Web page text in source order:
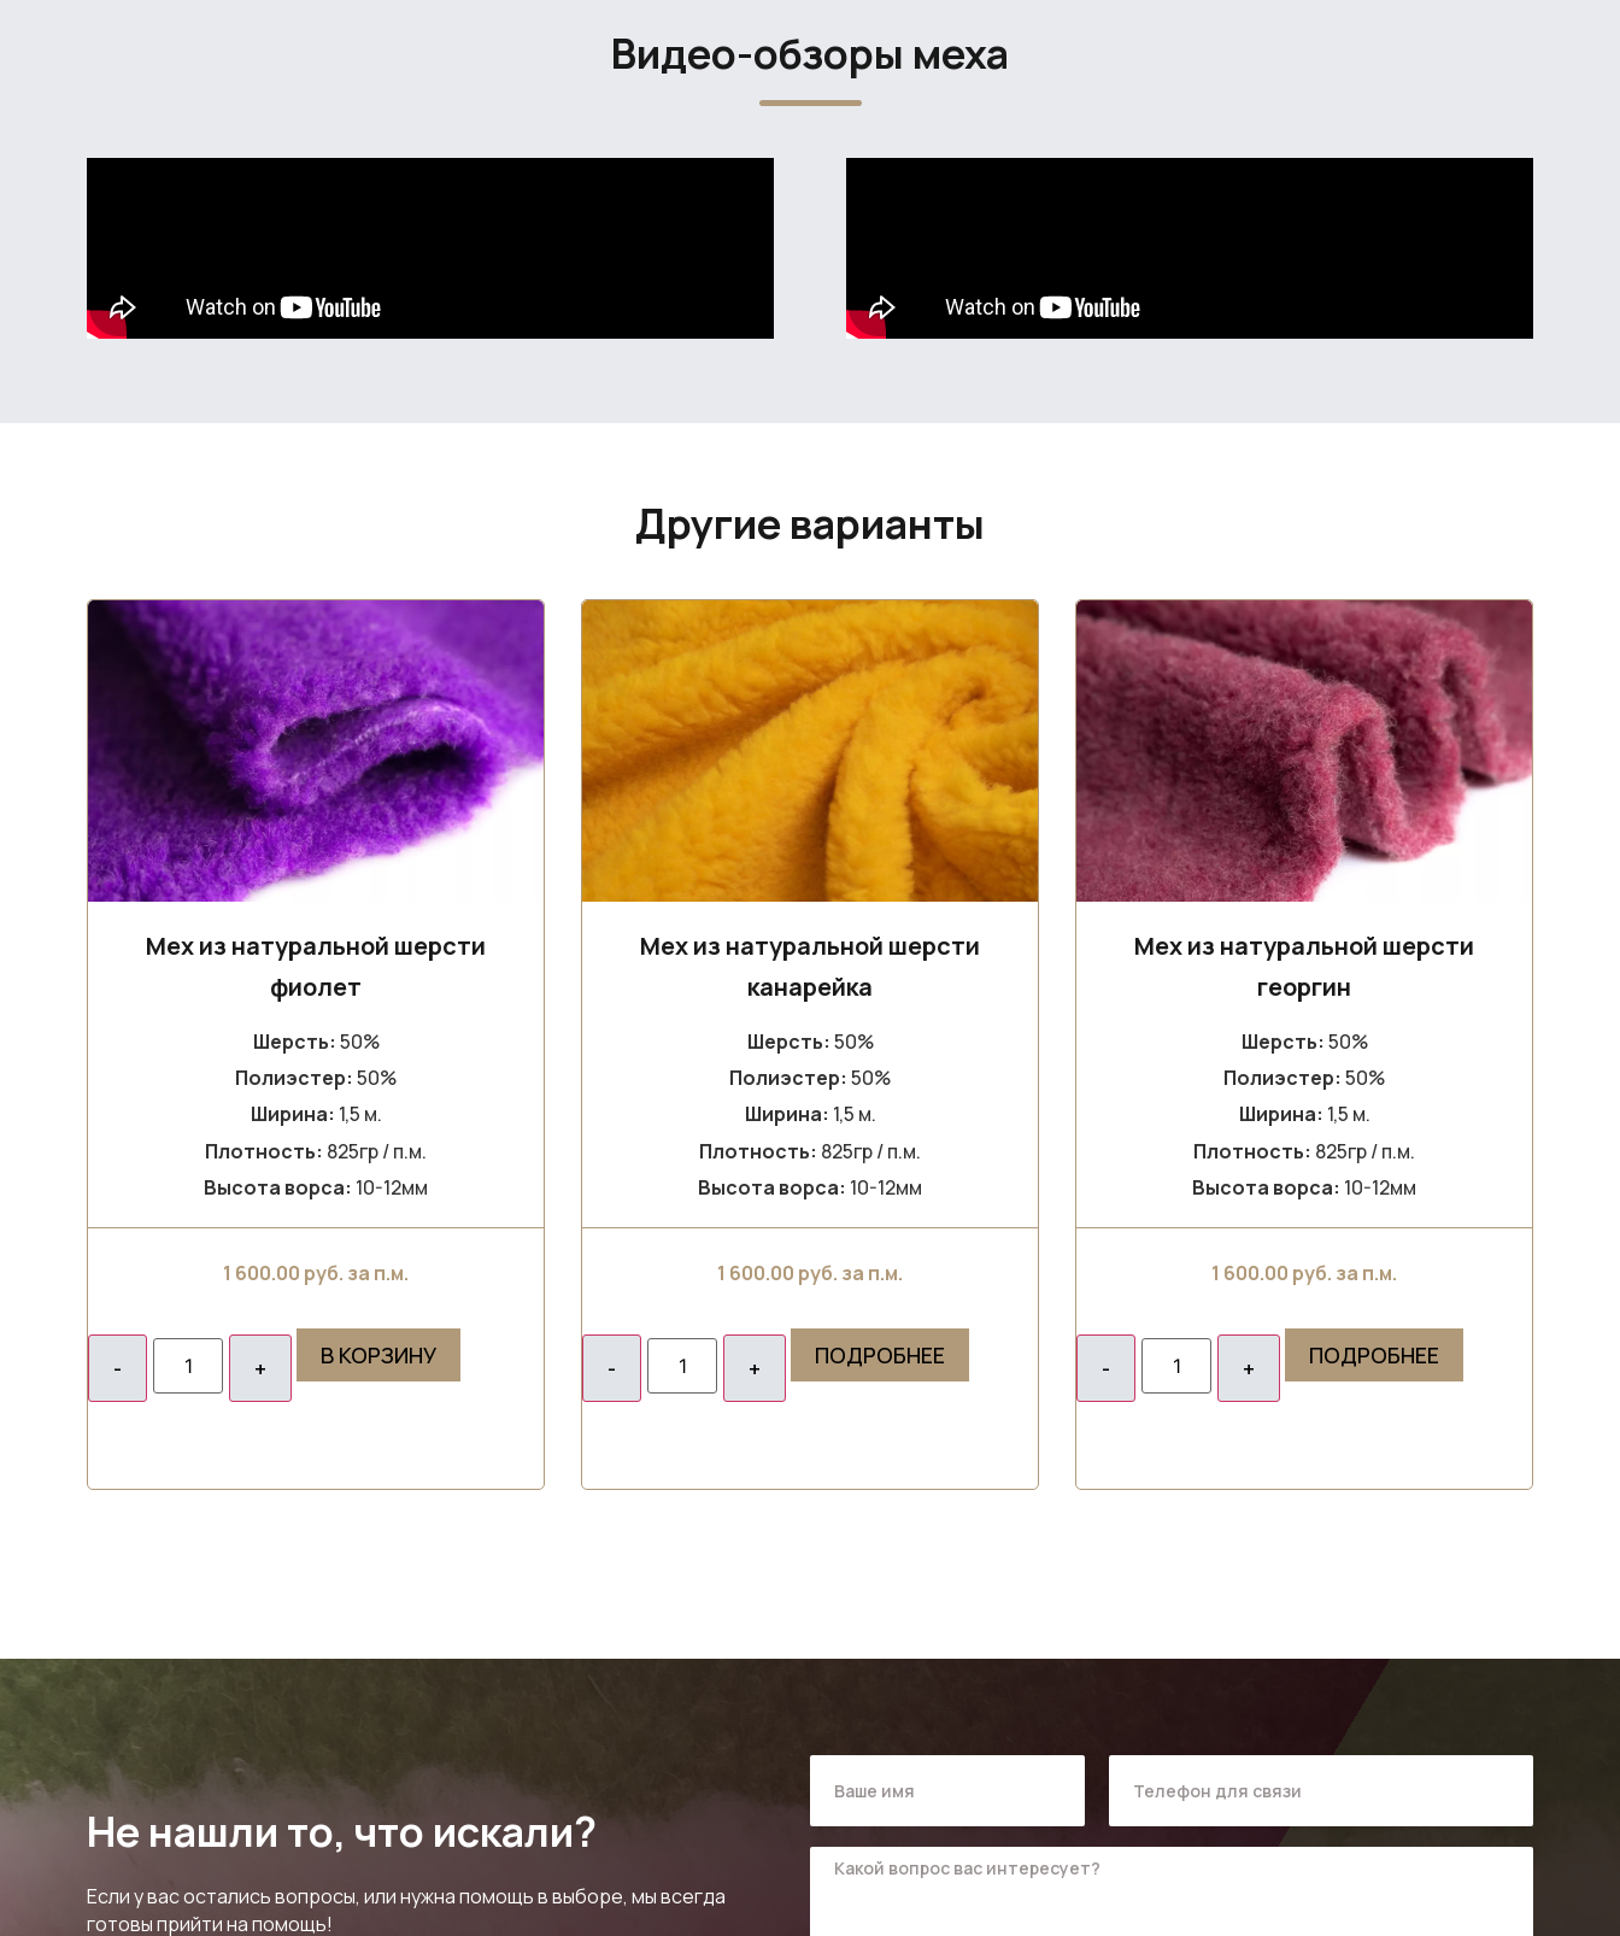
Видео-обзоры меха
Другие варианты
Мех из натуральной шерсти
фиолет
Шерсть: 50%
Полиэстер: 50%
Ширина: 1,5 м.
Плотность: 825гр / п.м.
Высота ворса: 10-12мм
1 600.00 руб. за п.м.
В КОРЗИНУ
Мех из натуральной шерсти
канарейка
Шерсть: 50%
Полиэстер: 50%
Ширина: 1,5 м.
Плотность: 825гр / п.м.
Высота ворса: 10-12мм
1 600.00 руб. за п.м.
ПОДРОБНЕЕ
Мех из натуральной шерсти
георгин
Шерсть: 50%
Полиэстер: 50%
Ширина: 1,5 м.
Плотность: 825гр / п.м.
Высота ворса: 10-12мм
1 600.00 руб. за п.м.
ПОДРОБНЕЕ
Не нашли то, что искали?
Если у вас остались вопросы, или нужна помощь в выборе, мы всегда
готовы прийти на помощь!